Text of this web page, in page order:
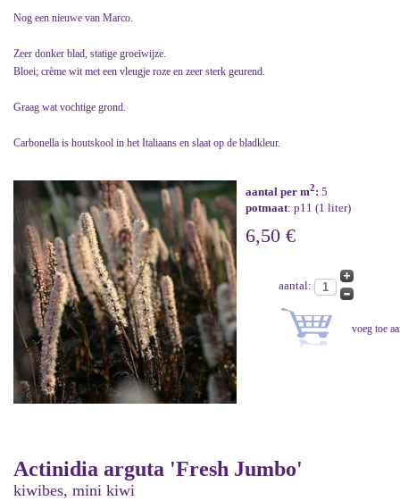
Nog een nieuwe van Marco.
Zeer donker blad, statige groeiwijze.
Bloei; crème wit met een vleugje roze en zeer sterk geurend.
Graag wat vochtige grond.
Carbonella is houtskool in het Italiaans en slaat op de bladkleur.
aantal per m2: 5
potmaat: p11 (1 liter)
6,50 €
aantal:
Actinidia arguta 'Fresh Jumbo'
kiwibes, mini kiwi